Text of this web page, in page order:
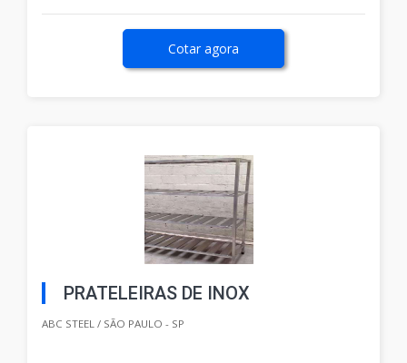
Cotar agora
PRATELEIRAS DE INOX
ABC STEEL / SÃO PAULO - SP